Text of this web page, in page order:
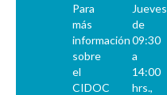
Para
más
información
sobre
el
CIDOC
Jueves
de
09:30
a
14:00
hrs.,